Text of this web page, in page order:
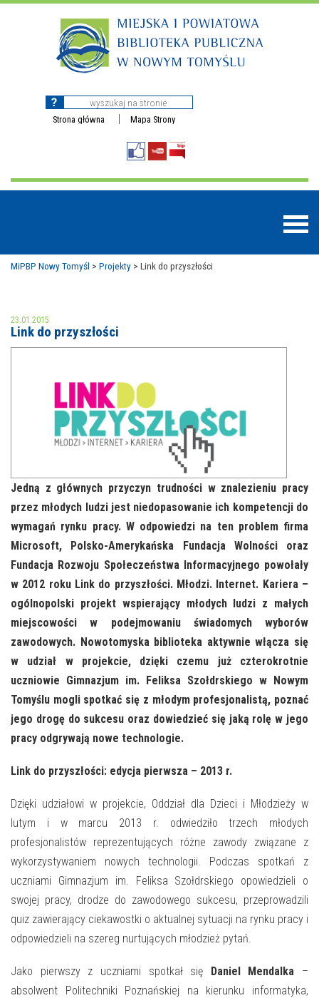
Strona główna Mapa Strony
MOJE KONTO
NAJBLIŻSZE WYDARZENIA
WYDARZENIA BIEŻĄCE
WYDARZYŁO SIĘ
NASZA OFERTA
STREFA WIEDZY O REGIONIE
STREFA KOLORU
FORMY STAŁE
NASZE FILIE
POLECANE STRONY
WYDARZENIA KULTURALNE
FOTO
E-INFORMATOR
MiPBP Nowy Tomyśl > Projekty > Link do przyszłości
23.01.2015
Link do przyszłości
Jedną z głównych przyczyn trudności w znalezieniu pracy
przez młodych ludzi jest niedopasowanie ich kompetencji do
wymagań rynku pracy. W odpowiedzi na ten problem firma
Microsoft, Polsko-Amerykańska Fundacja Wolności oraz
Fundacja Rozwoju Społeczeństwa Informacyjnego powołały
w 2012 roku Link do przyszłości. Młodzi. Internet. Kariera –
ogólnopolski projekt wspierający młodych ludzi z małych
miejscowości w podejmowaniu świadomych wyborów
zawodowych. Nowotomyska biblioteka aktywnie włącza się
w udział w projekcie, dzięki czemu już czterokrotnie
uczniowie Gimnazjum im. Feliksa Szołdrskiego w Nowym
Tomyślu mogli spotkać się z młodym profesjonalistą, poznać
jego drogę do sukcesu oraz dowiedzieć się jaką rolę w jego
pracy odgrywają nowe technologie.
Link do przyszłości: edycja pierwsza – 2013 r.
Dzięki udziałowi w projekcie, Oddział dla Dzieci i Młodzieży w
lutym i w marcu 2013 r. odwiedziło trzech młodych
profesjonalistów reprezentujących różne zawody związane z
wykorzystywaniem nowych technologii. Podczas spotkań z
uczniami Gimnazjum im. Feliksa Szołdrskiego opowiedzieli o
swojej pracy, drodze do zawodowego sukcesu, przeprowadzili
quiz zawierający ciekawostki o aktualnej sytuacji na rynku pracy i
odpowiedzieli na szereg nurtujących młodzież pytań.
Jako pierwszy z uczniami spotkał się Daniel Mendalka –
absolwent Politechniki Poznańskiej na kierunku informatyka,